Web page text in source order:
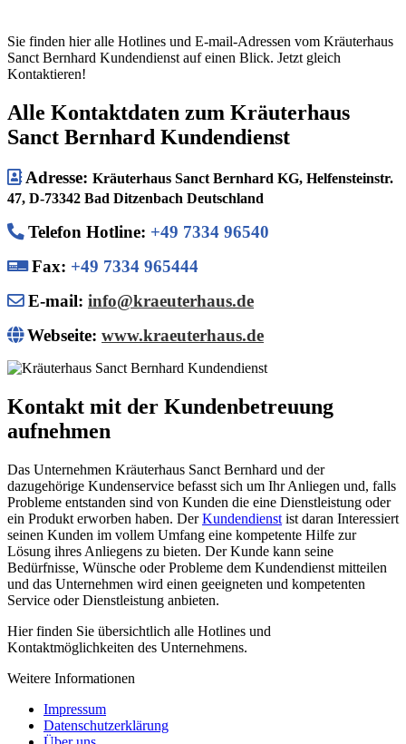
Sie finden hier alle Hotlines und E-mail-Adressen vom Kräuterhaus
Sanct Bernhard Kundendienst auf einen Blick. Jetzt gleich
Kontaktieren!
Alle Kontaktdaten zum Kräuterhaus
Sanct Bernhard Kundendienst
Adresse: Kräuterhaus Sanct Bernhard KG, Helfensteinstr.
47, D-73342 Bad Ditzenbach Deutschland
Telefon Hotline: +49 7334 96540
Fax: +49 7334 965444
E-mail: info@kraeuterhaus.de
Webseite: www.kraeuterhaus.de
Kontakt mit der Kundenbetreuung
aufnehmen
Das Unternehmen Kräuterhaus Sanct Bernhard und der
dazugehörige Kundenservice befasst sich um Ihr Anliegen und, falls
Probleme entstanden sind von Kunden die eine Dienstleistung oder
ein Produkt erworben haben. DerKundendienst ist daran Interessiert
seinen Kunden im vollem Umfang eine kompetente Hilfe zur
Lösung ihres Anliegens zu bieten. Der Kunde kann seine
Bedürfnisse, Wünsche oder Probleme dem Kundendienst mitteilen
und das Unternehmen wird einen geeigneten und kompetenten
Service oder Dienstleistung anbieten.
Hier finden Sie übersichtlich alle Hotlines und
Kontaktmöglichkeiten des Unternehmens.
Weitere Informationen
Impressum
Datenschutzerklärung